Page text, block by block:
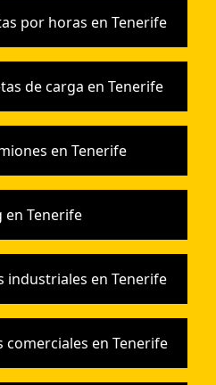
por horas en Tenerife
de carga en Tenerife
en Tenerife
en Tenerife
industriales en Tenerife
comerciales en Tenerife